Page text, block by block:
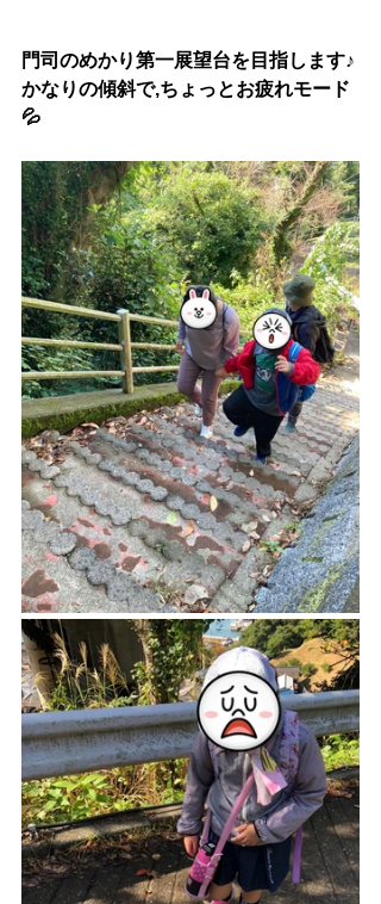
門司のめかり第一展望台を目指します♪
かなりの傾斜で,ちょっとお疲れモード
💦